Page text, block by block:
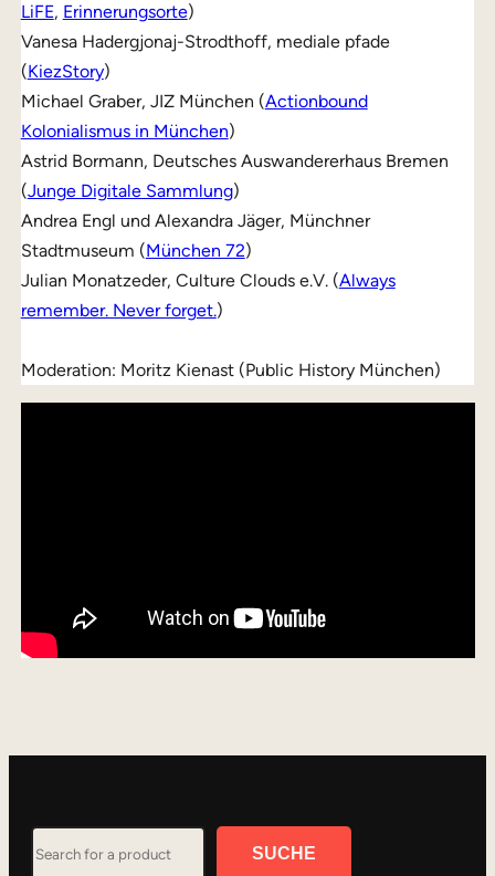
LiFE, Erinnerungsorte)
Vanesa Hadergjonaj-Strodthoff, mediale pfade
(KiezStory)
Michael Graber, JIZ München (Actionbound
Kolonialismus in München)
Astrid Bormann, Deutsches Auswandererhaus Bremen
(Junge Digitale Sammlung)
Andrea Engl und Alexandra Jäger, Münchner
Stadtmuseum (München 72)
Julian Monatzeder, Culture Clouds e.V. (Always
remember. Never forget.)
Moderation: Moritz Kienast (Public History München)
SUCHE